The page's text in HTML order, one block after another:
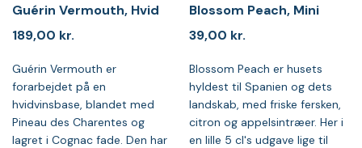
Guérin Vermouth, Hvid
189,00 kr.
Guérin Vermouth er
forarbejdet på en
hvidvinsbase, blandet med
Pineau des Charentes og
lagret i Cognac fade. Den har
Blossom Peach, Mini
39,00 kr.
Blossom Peach er husets
hyldest til Spanien og dets
landskab, med friske fersken,
citron og appelsintræer. Her i
en lille 5 cl's udgave lige til